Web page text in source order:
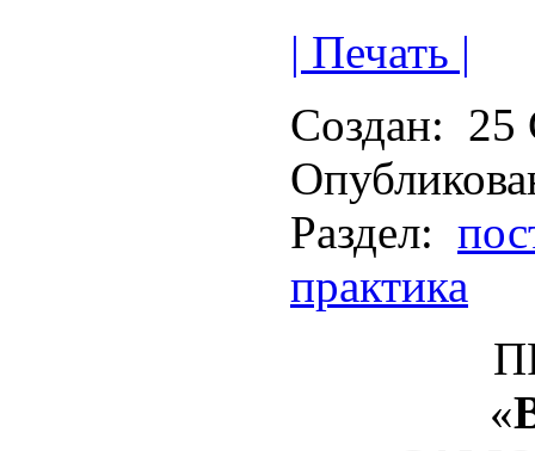
| Печать |
Создан: 25
Раздел:
практика
«